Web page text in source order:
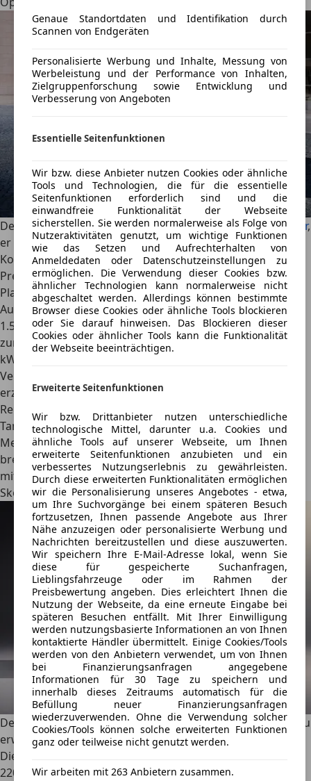
Genaue Standortdaten und Identifikation durch
Scannen von Endgeräten
Personalisierte Werbung und Inhalte, Messung von
Werbeleistung und der Performance von Inhalten,
Zielgruppenforschung sowie Entwicklung und
Verbesserung von Angeboten
Essentielle Seitenfunktionen
Wir bzw. diese Anbieter nutzen Cookies oder ähnliche
Tools und Technologien, die für die essentielle
Seitenfunktionen erforderlich sind und die
einwandfreie Funktionalität der Webseite
sicherstellen. Sie werden normalerweise als Folge von
Nutzeraktivitäten genutzt, um wichtige Funktionen
wie das Setzen und Aufrechterhalten von
Anmeldedaten oder Datenschutzeinstellungen zu
ermöglichen. Die Verwendung dieser Cookies bzw.
ähnlicher Technologien kann normalerweise nicht
abgeschaltet werden. Allerdings können bestimmte
Browser diese Cookies oder ähnliche Tools blockieren
oder Sie darauf hinweisen. Das Blockieren dieser
Cookies oder ähnlicher Tools kann die Funktionalität
der Webseite beeinträchtigen.
Erweiterte Seitenfunktionen
Wir bzw. Drittanbieter nutzen unterschiedliche
technologische Mittel, darunter u.a. Cookies und
ähnliche Tools auf unserer Webseite, um Ihnen
erweiterte Seitenfunktionen anzubieten und ein
verbessertes Nutzungserlebnis zu gewährleisten.
Durch diese erweiterten Funktionalitäten ermöglichen
wir die Personalisierung unseres Angebotes - etwa,
um Ihre Suchvorgänge bei einem späteren Besuch
fortzusetzen, Ihnen passende Angebote aus Ihrer
Nähe anzuzeigen oder personalisierte Werbung und
Nachrichten bereitzustellen und diese auszuwerten.
Wir speichern Ihre E-Mail-Adresse lokal, wenn Sie
diese für gespeicherte Suchanfragen,
Lieblingsfahrzeuge oder im Rahmen der
Preisbewertung angeben. Dies erleichtert Ihnen die
Nutzung der Webseite, da eine erneute Eingabe bei
späteren Besuchen entfällt. Mit Ihrer Einwilligung
werden nutzungsbasierte Informationen an von Ihnen
kontaktierte Händler übermittelt. Einige Cookies/Tools
werden von den Anbietern verwendet, um von Ihnen
bei Finanzierungsanfragen angegebene
Informationen für 30 Tage zu speichern und
innerhalb dieses Zeitraums automatisch für die
Befüllung neuer Finanzierungsanfragen
wiederzuverwenden. Ohne die Verwendung solcher
Cookies/Tools können solche erweiterten Funktionen
ganz oder teilweise nicht genutzt werden.
Wir arbeiten mit 263 Anbietern zusammen.
Der derzeit größte Opel ist derOpel Insignia Sports Tourer,
er basiert noch nicht auf Produkten aus dem Stellantis-
Konzern, sondern ist der letzte Opel aus der GM-Ära. Zu
Preisen ab 38.350 Euro ist er ein günstiger Kombi mit viel
Platz für Kind und Kegel und guten Fahreigenschaften.
Auch wenn es den Opel Insignia Sports Tourer mit einem
1.5 Liter Diesel (90 kW/122 PS) gibt, raten wir Vielfahrern
zum 2.0 Liter Diesel-Aggregat mit einer Leistung von 128
kW/174 PS. Dieser soll sich kombiniert mit einem
Verbrauch zwischen 4,6 - 5,3 Litern
erzielt somit dank eines Tankvolumens von 62 Litern
Reichweiten von
über 1200 Kilometern mit nur einer
Tankfüllung. Der Opel Insignia Sports Tourer misst 4,99
Meter in der Länge, ist inklusive Außenspiegel 2,09 Meter
breit und 1,5 Meter hoch. Das Kofferraumvolumen wird
mit 560-1.665 Liter angegeben.
Skoda Enyaq Coupé iV
Der Skoda Enyaq Coupé iV RSist ab 57.770 Euro käuflich zu
erwerben, fällt also gerade noch so unter die günstige
Dienstwagenbesteuerung. Das Modell ist leistungsbereit:
220 kW, ein Drehmoment von 472 Nm, eine